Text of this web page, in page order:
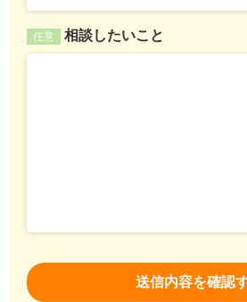
任意 相談したいこと